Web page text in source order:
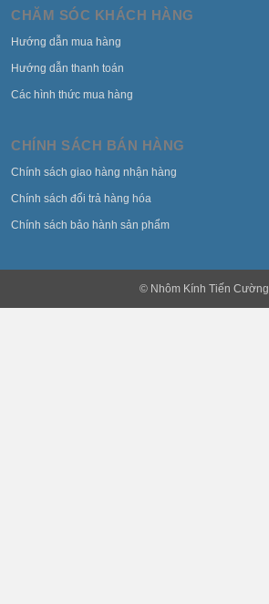
CHĂM SÓC KHÁCH HÀNG
Hướng dẫn mua hàng
Hướng dẫn thanh toán
Các hình thức mua hàng
CHÍNH SÁCH BÁN HÀNG
Chính sách giao hàng nhận hàng
Chính sách đổi trả hàng hóa
Chính sách bảo hành sản phẩm
© Nhôm Kính Tiến Cường